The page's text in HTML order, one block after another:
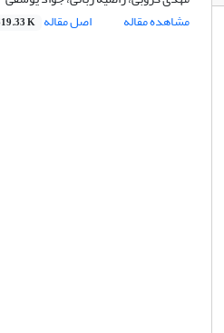
مشاهده مقاله
اصل مقاله K